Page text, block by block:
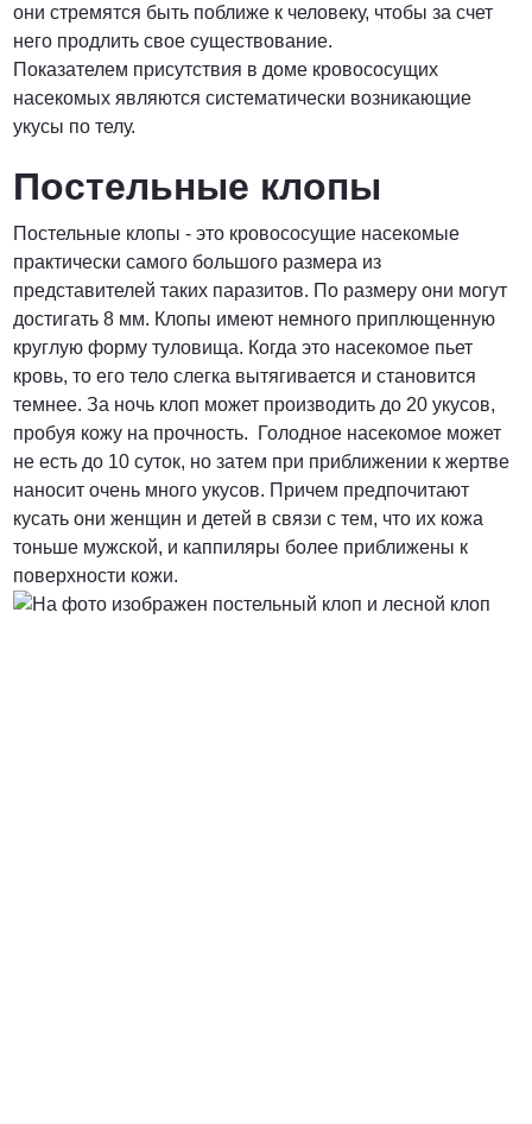
ПОЗВОНИТЬ
от 5000 руб.
ПОЗВОНИТЬ
Договорная
ПОЗВОНИТЬ
они стремятся быть поближе к человеку, чтобы за счет
него продлить свое существование.
Показателем присутствия в доме кровососущих
насекомых являются систематически возникающие
укусы по телу.
Постельные клопы
Постельные клопы - это кровососущие насекомые
практически самого большого размера из
представителей таких паразитов. По размеру они могут
достигать 8 мм. Клопы имеют немного приплющенную
круглую форму туловища. Когда это насекомое пьет
кровь, то его тело слегка вытягивается и становится
темнее. За ночь клоп может производить до 20 укусов,
пробуя кожу на прочность. Голодное насекомое может
не есть до 10 суток, но затем при приближении к жертве
наносит очень много укусов. Причем предпочитают
кусать они женщин и детей в связи с тем, что их кожа
тоньше мужской, и каппиляры более приближены к
поверхности кожи.